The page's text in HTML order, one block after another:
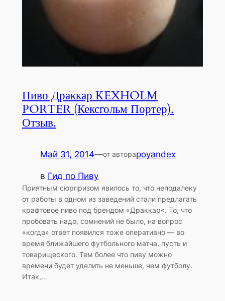
Пиво Драккар KEXHOLM
PORTER (Кексгольм Портер).
Отзыв.
Май 31, 2014—от автораpoyandex
в Гид по Пиву
Приятным сюрпризом явилось то, что неподалеку
от работы в одном из заведений стали предлагать
крафтовое пиво под брендом «Драккар«. То, что
пробовать надо, сомнений не было, на вопрос
«когда» ответ появился тоже оперативно — во
время ближайшего футбольного матча, пусть и
товарищеского. Тем более что пиву можно
времени будет уделить не меньше, чем футболу.
Итак,…